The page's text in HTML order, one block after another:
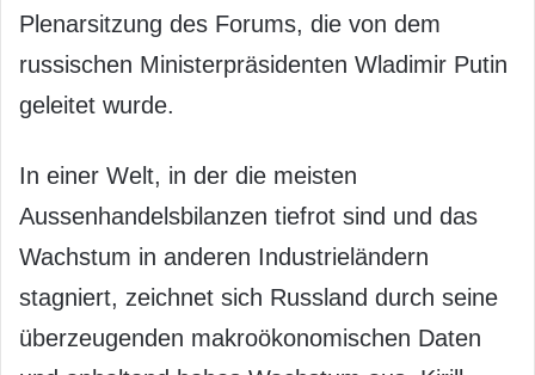
Plenarsitzung des Forums, die von dem
russischen Ministerpräsidenten Wladimir Putin
geleitet wurde.
In einer Welt, in der die meisten
Aussenhandelsbilanzen tiefrot sind und das
Wachstum in anderen Industrieländern
stagniert, zeichnet sich Russland durch seine
überzeugenden makroökonomischen Daten